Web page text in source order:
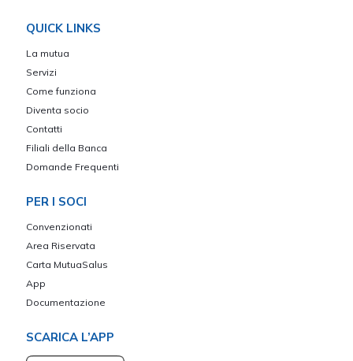
QUICK LINKS
La mutua
Servizi
Come funziona
Diventa socio
Contatti
Filiali della Banca
Domande Frequenti
PER I SOCI
Convenzionati
Area Riservata
Carta MutuaSalus
App
Documentazione
SCARICA L’APP